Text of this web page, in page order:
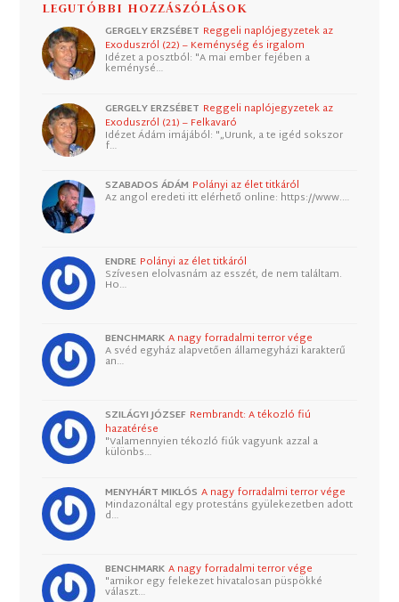
LEGUTÓBBI HOZZÁSZÓLÁSOK
GERGELY ERZSÉBET Reggeli naplójegyzetek az
Exoduszról (22) – Keménység és irgalom
Idézet a posztból: "A mai ember fejében a
keménysé…
GERGELY ERZSÉBET Reggeli naplójegyzetek az
Exoduszról (21) – Felkavaró
Idézet Ádám imájából: "„Urunk, a te igéd sokszor
f…
SZABADOS ÁDÁM Polányi az élet titkáról
Az angol eredeti itt elérhető online: https://www.…
ENDRE Polányi az élet titkáról
Szívesen elolvasnám az esszét, de nem találtam.
Ho…
BENCHMARK A nagy forradalmi terror vége
A svéd egyház alapvetően államegyházi karakterű
an…
SZILÁGYI JÓZSEF Rembrandt: A tékozló fiú
hazatérése
"Valamennyien tékozló fiúk vagyunk azzal a
különbs…
MENYHÁRT MIKLÓS A nagy forradalmi terror vége
Mindazonáltal egy protestáns gyülekezetben adott
d…
BENCHMARK A nagy forradalmi terror vége
"amikor egy felekezet hivatalosan püspökké
választ…